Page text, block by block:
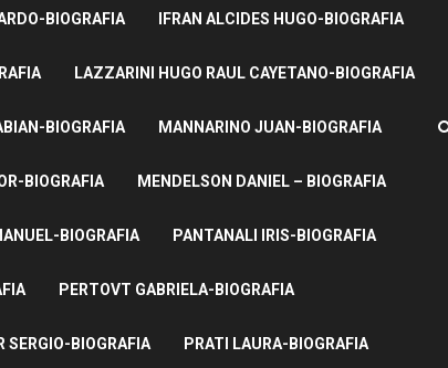
BIOGRAFIA IFRAN ALCIDES HUGO-BIOGRAFIA
LAZZARINI HUGO RAUL CAYETANO-BIOGRAFIA
BIOGRAFIA MANNARINO JUAN-BIOGRAFIA
BIOGRAFIA MENDELSON DANIEL – BIOGRAFIA
BIOGRAFIA PANTANALI IRIS-BIOGRAFIA
PERTOVT GABRIELA-BIOGRAFIA
SERGIO-BIOGRAFIA PRATI LAURA-BIOGRAFIA